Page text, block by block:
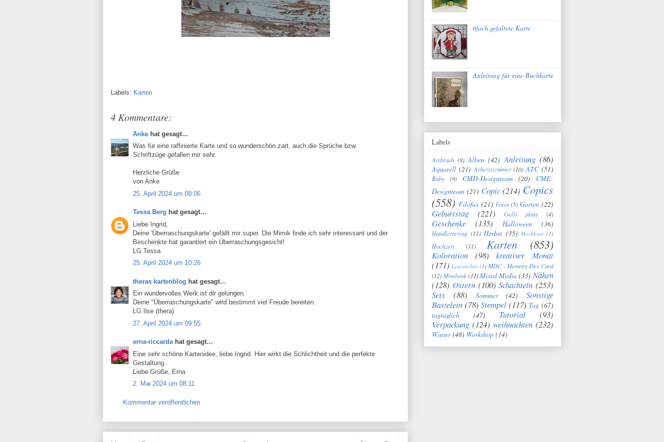
Labels: Karten
4 Kommentare:
Anke hat gesagt…
Was für eine raffinierte Karte und so wunderschön zart, auch die Sprüche bzw.
Schriftzüge gefallen mir sehr.
Herzliche Grüße
von Anke
25. April 2024 um 08:06
Tessa Berg hat gesagt…
Liebe Ingrid,
Deine 'Überraschungskarte' gefällt mir super. Die Mimik finde ich sehr interessant und der
Beschenkte hat garantiert ein Überraschungsgesicht!
LG Tessa
25. April 2024 um 10:26
theras kartenblog hat gesagt…
Ein wundervolles Werk ist dir gelungen.
Deine "Überraschungskarte" wird bestimmt viel Freude bereiten.
LG Ilse (thera)
27. April 2024 um 09:55
erna-riccardahat gesagt…
Eine sehr schöne Kartenidee, liebe Ingrid. Hier wirkt die Schlichtheit und die perfekte
Gestaltung.
Liebe Grüße, Erna
2. Mai 2024 um 08:11
Kommentar veröffentlichen
6fach gefaltete Karte
Anleitung für eine Buchkarte
Labels
Airbrush (8) Alben (42) Anleitung (86)
Aquarell (21) Arbeitszimmer (10) ATC (51)
Baby (9) CMD-Designteam (20)
CME-
Designteam (21) Copic (214) Copics
(558) Filofax (21) Fotos (5) Garten (22)
Geburtstag (221) Gelli plate (4)
Geschenke (135) Halloween (36)
Handlettering (11) Herbst (35) Hochbeet (1)
Hochzeit (11) Karten (853)
Koloration (98)
kreativer Monat
(171) Lesezeichen (1) MDC - Memory Dex Card
(12)Minibook(11) Mixed Media (33) Nähen
(128) Ostern (100) Schachteln (253)
Sets
(88) Sommer (42)
Sonstige
Bastelein (78) Stempel (117) Tag (67)
tagtäglich
(47) Tutorial
(93)
Verpackung (124) weihnachten (232)
Winter (48) Workshop (14)